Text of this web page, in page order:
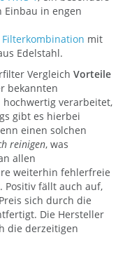
Einbau in engen
mit
Edelstahl.
Vergleich Vorteile
bekannten
verarbeitet,
gibt es hierbei
einen solchen
reinigen, was
allen
weiterhin fehlerfreie
fällt auch auf,
sich durch die
Die Hersteller
die derzeitigen